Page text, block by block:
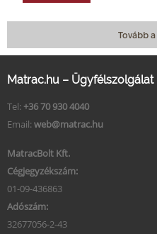
Tovább
Matrac.hu – Ügyfélszolgálat
Tel: +36 70 930 4040
Email: web@matrac.hu
MatracBolt Kft.
Cégjegyzékszám:
01-09-436863
Adószám:
32677056-2-43